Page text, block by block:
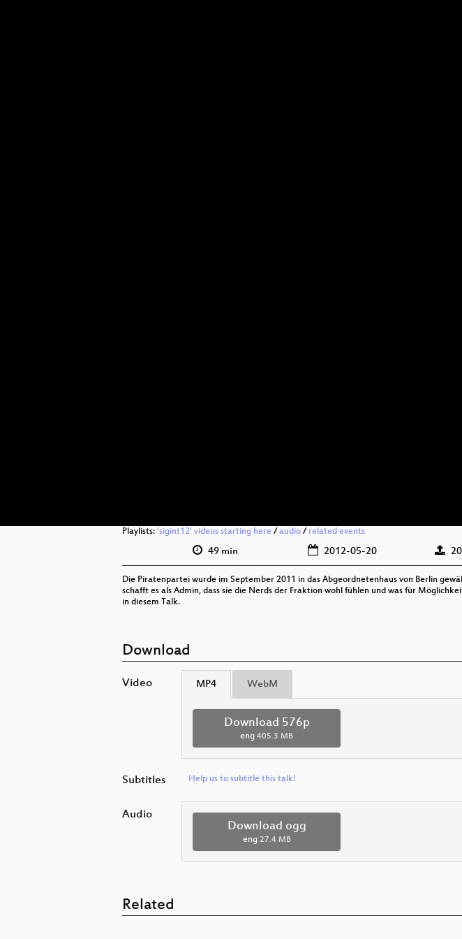
Playlists: 'sigint12' videos starting here / audio / related events
49 min 2012-05-20
Die Piratenpartei wurde im September 2011 in das Abgeordnetenhaus von Berlin
schafft es als Admin, dass sie die Nerds der Fraktion wohl fühlen und was für
in diesem Talk.
Download
Video MP4 WebM
Download 576p
eng 405.3 MB
Subtitles Help us to subtitle this talk!
Audio
Download ogg
eng 27.4 MB
Related